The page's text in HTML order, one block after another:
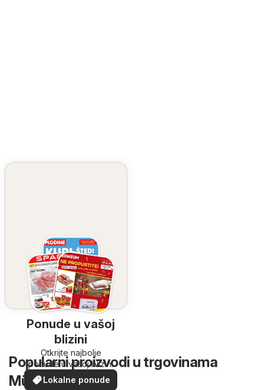
Ponude u vašoj
blizini
Otkrijte najbolje
ponude u vašoj blizini
Lokalne ponude
Popularni proizvodi u trgovinama
Müller